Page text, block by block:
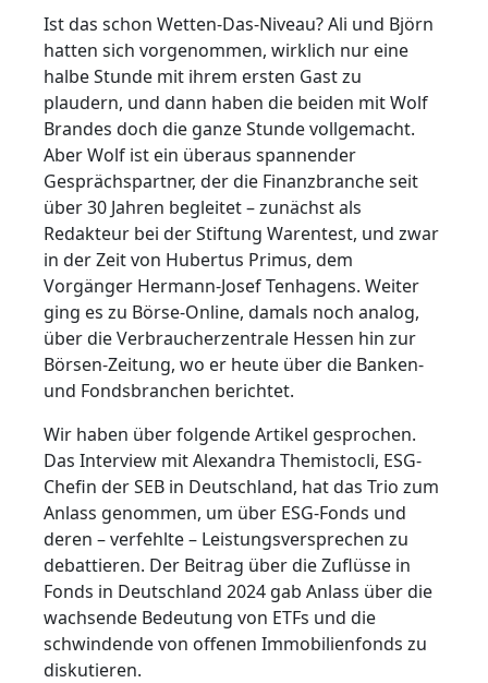
Ist das schon Wetten-Das-Niveau? Ali und Björn
hatten sich vorgenommen, wirklich nur eine
halbe Stunde mit ihrem ersten Gast zu
plaudern, und dann haben die beiden mit Wolf
Brandes doch die ganze Stunde vollgemacht.
Aber Wolf ist ein überaus spannender
Gesprächspartner, der die Finanzbranche seit
über 30 Jahren begleitet – zunächst als
Redakteur bei der Stiftung Warentest, und zwar
in der Zeit von Hubertus Primus, dem
Vorgänger Hermann-Josef Tenhagens. Weiter
ging es zu Börse-Online, damals noch analog,
über die Verbraucherzentrale Hessen hin zur
Börsen-Zeitung, wo er heute über die Banken-
und Fondsbranchen berichtet.
Wir haben über folgende Artikel gesprochen.
Das Interview mit Alexandra Themistocli, ESG-
Chefin der SEB in Deutschland, hat das Trio zum
Anlass genommen, um über ESG-Fonds und
deren – verfehlte – Leistungsversprechen zu
debattieren. Der Beitrag über die Zuflüsse in
Fonds in Deutschland 2024 gab Anlass über die
wachsende Bedeutung von ETFs und die
schwindende von offenen Immobilienfonds zu
diskutieren.